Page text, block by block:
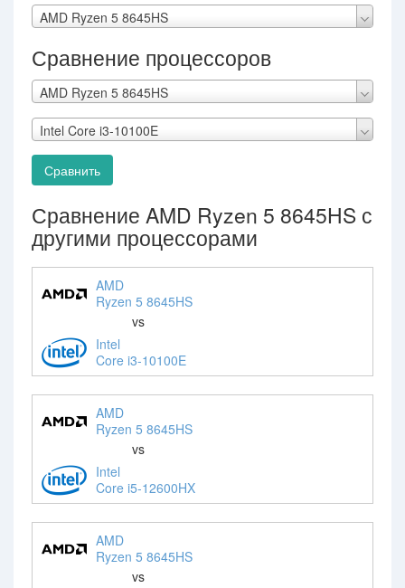
AMD Ryzen 5 8645HS
Сравнение процессоров
AMD Ryzen 5 8645HS
Intel Core i3-10100E
Сравнить
Сравнение AMD Ryzen 5 8645HS с
другими процессорами
AMD
Ryzen 5 8645HS
vs
Intel
Core i3-10100E
AMD
Ryzen 5 8645HS
vs
Intel
Core i5-12600HX
AMD
Ryzen 5 8645HS
vs